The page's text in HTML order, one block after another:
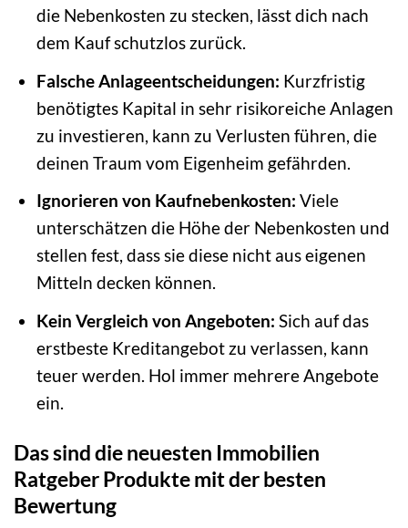
die Nebenkosten zu stecken, lässt dich nach
dem Kauf schutzlos zurück.
Falsche Anlageentscheidungen: Kurzfristig
benötigtes Kapital in sehr risikoreiche Anlagen
zu investieren, kann zu Verlusten führen, die
deinen Traum vom Eigenheim gefährden.
Ignorieren von Kaufnebenkosten: Viele
unterschätzen die Höhe der Nebenkosten und
stellen fest, dass sie diese nicht aus eigenen
Mitteln decken können.
Kein Vergleich von Angeboten: Sich auf das
erstbeste Kreditangebot zu verlassen, kann
teuer werden. Hol immer mehrere Angebote
ein.
Das sind die neuesten Immobilien
Ratgeber Produkte mit der besten
Bewertung